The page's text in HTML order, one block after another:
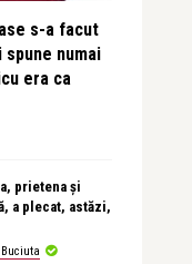
s-a facut
numai
era ca
prietena și
a plecat, astăzi,